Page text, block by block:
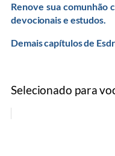
Renove sua comunhão
devocionais e estudos.
Demais capítulos de
Selecionado para